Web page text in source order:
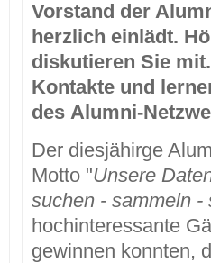
Vorstand der
herzlich einlädt.
diskutieren Sie
Kontakte und
des Alumni-
Der diesjähirge
Motto "Unsere
suchen - sammeln -
hochinteressante
gewinnen konnten,